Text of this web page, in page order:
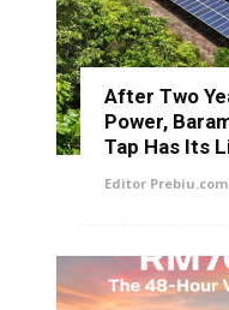
After Two
Power,
Tap Has Its
Editor Prebiu.com